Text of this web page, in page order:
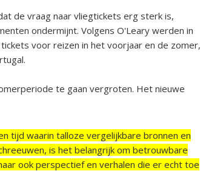
de vraag naar vliegtickets erg sterk is,
ondermijnt. Volgens O'Leary werden in
voor reizen in het voorjaar en de zomer,
te gaan vergroten. Het nieuwe
tijd waarin talloze vergelijkbare bronnen en
is het belangrijk om betrouwbare
ook perspectief en verhalen die er echt toe